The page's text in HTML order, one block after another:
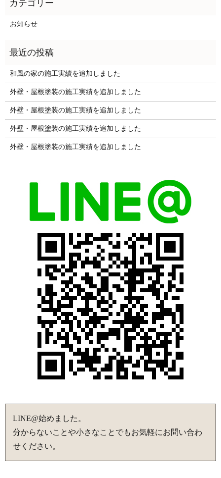
お知らせ
和風の家の施工実績を追加しました
外壁・屋根塗装の施工実績を追加しました
外壁・屋根塗装の施工実績を追加しました
外壁・屋根塗装の施工実績を追加しました
外壁・屋根塗装の施工実績を追加しました
LINE@始めました。
分からないことや小さなことでもお気軽にお問い合わ
せください。